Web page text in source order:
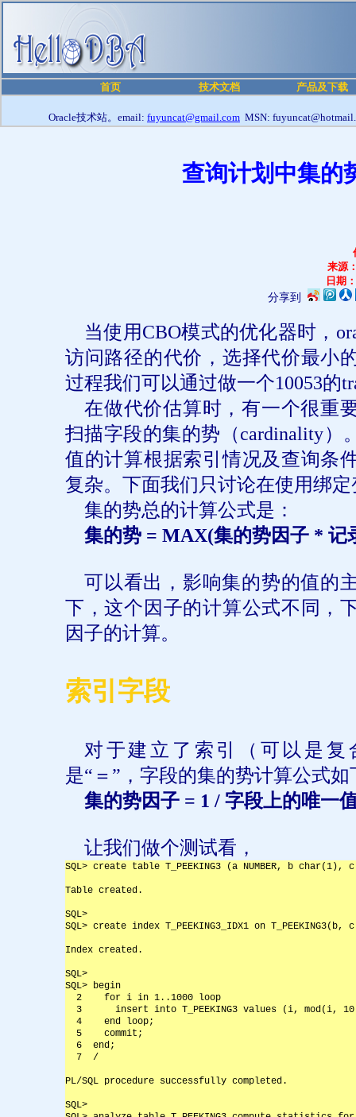
首页 技术文档 产品及下载
Oracle技术站。email: fuyuncat@gmail.com MSN:
查询计划中集的
来源
日期：
分享到
当使用CBO模式的优化器时，
访问路径的代价，选择代价最小
过程我们可以通过做一个10053的
在做代价估算时，有一个很重
扫描字段的集的势（cardinality）
值的计算根据索引情况及查询条
复杂。下面我们只讨论在使用绑
集的势总的计算公式是：
集的势 = MAX(集的势因子 * 记
可以看出，影响集的势的值的
下，这个因子的计算公式不同，
因子的计算。
索引字段
对于建立了索引（可以是
是“＝”，字段的集的势计算公式如
集的势因子 = 1 / 字段上的唯一
让我们做个测试看，
SQL> create table T_PEEKING3 (a NUMBER, b
Table created.
SQL>
SQL> create index T_PEEKING3_IDX1 on T_PEEKING3(b,
Index created.
SQL>
SQL> begin
2    for i in 1..1000 loop
3      insert into T_PEEKING3 values (i, mod(i,
4    end loop;
5    commit;
6  end;
7  /
PL/SQL procedure successfully completed.
SQL>